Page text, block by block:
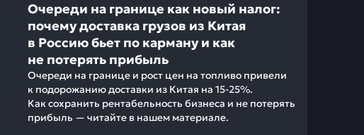
Очереди на границе как новый налог:
почему доставка грузов из Китая
в Россию бьет по карману и как
не потерять прибыль
Очереди на границе и рост цен на топливо привели
к подорожанию доставки из Китая на 15-25%.
Как сохранить рентабельность бизнеса и не потерять
прибыль — читайте в нашем материале.